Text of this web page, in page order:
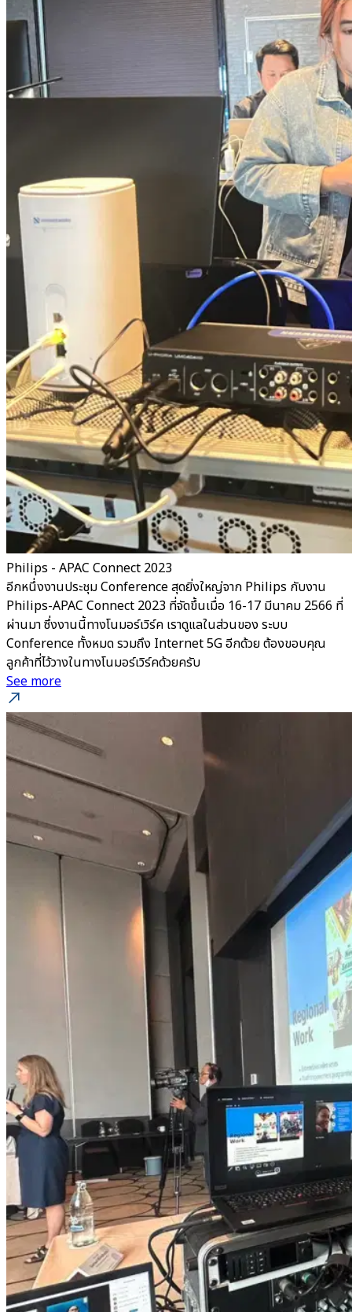
Philips - APAC Connect 2023
อีกหนึ่งงานประชุม Conference สุดยิ่งใหญ่จาก Philips กับงาน
Philips-APAC Connect 2023 ที่จัดขึ้นเมื่อ 16-17 มีนาคม 2566 ที่
ผ่านมา ซึ่งงานนี้ทางโนมอร์เวิร์ค เราดูแลในส่วนของ ระบบ
Conference ทั้งหมด รวมถึง Internet 5G อีกด้วย ต้องขอบคุณ
ลูกค้าที่ไว้วางในทางโนมอร์เวิร์คด้วยครับ
See more